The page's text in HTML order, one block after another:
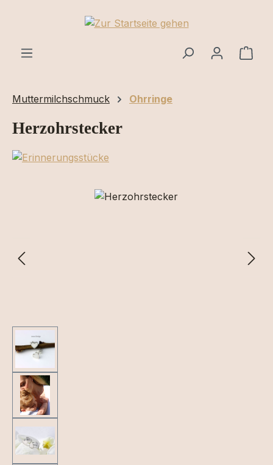
Zum Hauptinhalt springen
Muttermilchschmuck Ohrringe
Herzohrstecker
Bildergalerie überspringen